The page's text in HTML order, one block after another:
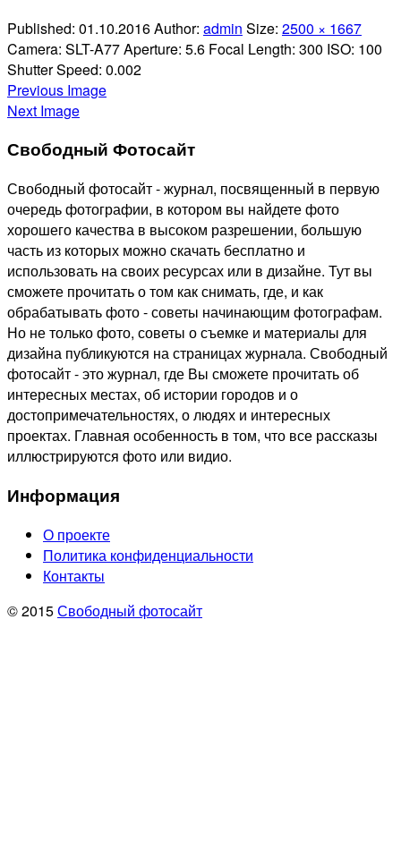
Published: 01.10.2016Author: admin Size: 2500 × 1667
Camera: SLT-A77Aperture: 5.6 Focal Length: 300 ISO: 100
Shutter Speed: 0.002
Previous Image
Next Image
Свободный Фотосайт
Свободный фотосайт - журнал, посвященный в первую
очередь фотографии, в котором вы найдете фото
хорошего качества в высоком разрешении, большую
часть из которых можно скачать бесплатно и
использовать на своих ресурсах или в дизайне. Тут вы
сможете прочитать о том как снимать, где, и как
обрабатывать фото - советы начинающим фотографам.
Но не только фото, советы о съемке и материалы для
дизайна публикуются на страницах журнала. Свободный
фотосайт - это журнал, где Вы сможете прочитать об
интересных местах, об истории городов и о
достопримечательностях, о людях и интересных
проектах. Главная особенность в том, что все рассказы
иллюстрируются фото или видио.
Информация
О проекте
Политика конфиденциальности
Контакты
© 2015Свободный фотосайт